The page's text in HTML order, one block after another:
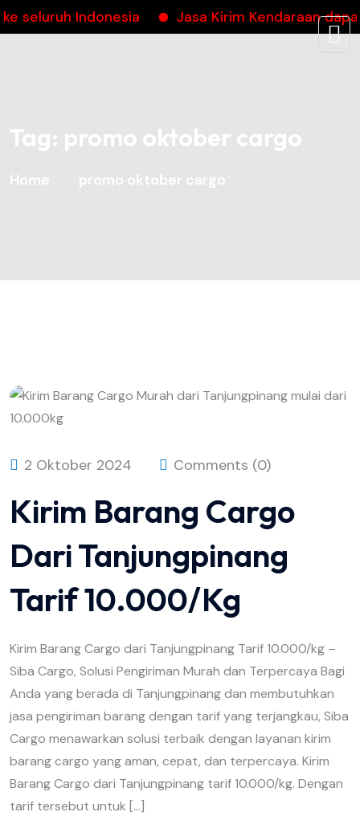
Indonesia Jasa Kirim Kendaraan
Tag: promo oktober cargo
Home promo oktober cargo
2 Oktober 2024 Comments (0)
Kirim Barang Cargo
Dari Tanjungpinang
Tarif 10.000/kg
Kirim Barang Cargo dari Tanjungpinang Tarif 10.000/kg –
Siba Cargo, Solusi Pengiriman Murah dan Terpercaya Bagi
Anda yang berada di Tanjungpinang dan membutuhkan
jasa pengiriman barang dengan tarif yang terjangkau, Siba
Cargo menawarkan solusi terbaik dengan layanan kirim
barang cargo yang aman, cepat, dan terpercaya. Kirim
Barang Cargo dari Tanjungpinang tarif 10.000/kg. Dengan
tarif tersebut untuk […]